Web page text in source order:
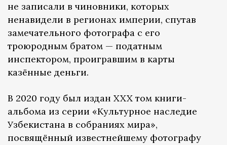
не записали в чиновники, которых
ненавидели в регионах империи, спутав
замечательного фотографа с его
троюродным братом — податным
инспектором, проигравшим в карты
казённые деньги.
В 2020 году был издан XXX том книги-
альбома из серии «Культурное наследие
Узбекистана в собраниях мира»,
посвящённый известнейшему фотографу